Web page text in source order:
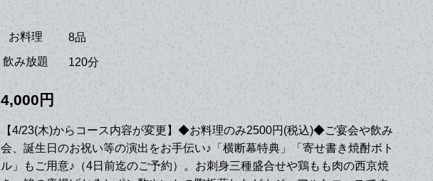
お料理 8品
飲み放題 120分
4,000円
【4/23(木)からコース内容が変更】◆お料理のみ2500円(税込)◆ご宴会や飲み
会、誕生日のお祝い等の演出をお手伝い♪「横断幕特典」「寄せ書き焼酎ボト
ル」もご用意♪（4日前迄のご予約）。お刺身三種盛合せや鶏もも肉の西京焼